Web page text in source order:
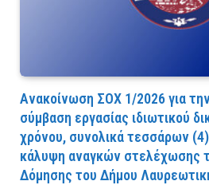
Ανακοίνωση ΣΟΧ 1/2026 για
σύμβαση εργασίας ιδιωτικού
χρόνου, συνολικά τεσσάρων
κάλυψη αναγκών στελέχωσης
Δόμησης του Δήμου